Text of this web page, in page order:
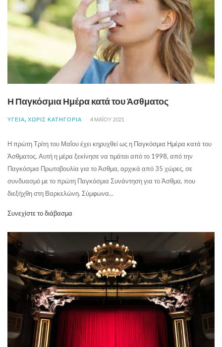
Η Παγκόσμια Ημέρα κατά του Άσθματος
ΥΓΕΙΑ, ΧΩΡΊΣ ΚΑΤΗΓΟΡΊΑ 4 ΜΑΪ́ΟΥ 2021
Η πρώτη Τρίτη του Μαΐου έχει κηρυχθεί ως η Παγκόσμια Ημέρα κατά του
Άσθματος. Αυτή η μέρα ξεκίνησε να τιμάται από το 1998, από την
Παγκόσμια Πρωτοβουλία για το Άσθμα, αρχικά από 35 χώρες, σε
συνδυασμό με το πρώτη Παγκόσμια Συνάντηση για το Άσθμα, που
διεξήχθη στη Βαρκελώνη. Σύμφωνα...
Συνεχίστε το διάβασμα